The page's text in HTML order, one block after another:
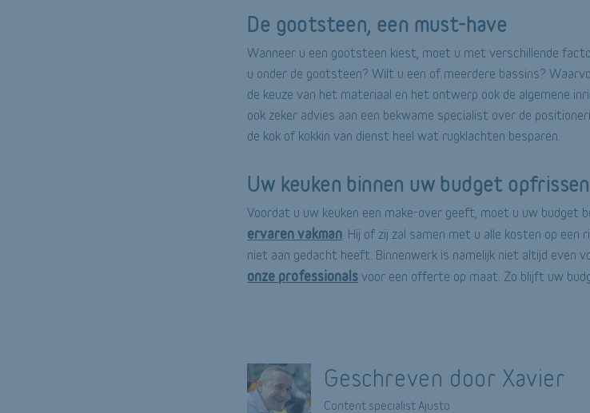
De gootsteen, een must-have
Wanneer u een gootsteen kiest, moet u met verschillende
u onder de gootsteen? Wilt u een of meerdere bassins?
de keuze van het materiaal en het ontwerp ook de algemene
ook zeker advies aan een bekwame specialist over de
de kok of kokkin van dienst heel wat rugklachten besparen.
Uw keuken binnen uw budget opfrissen
Voordat u uw keuken een make-over geeft, moet u uw budget
ervaren vakman . Hij of zij zal samen met u alle kosten op
niet aan gedacht heeft. Binnenwerk is namelijk niet altijd even
onze professionals voor een offerte op maat. Zo blijft uw
Geschreven door Xavier
Content specialist Ajusto